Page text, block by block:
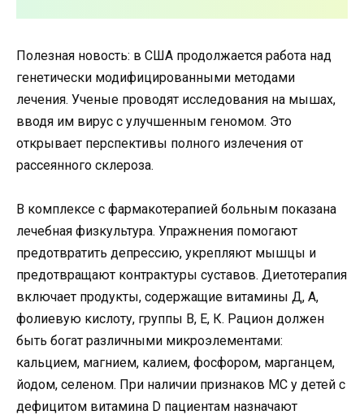
Полезная новость: в США продолжается работа над
генетически модифицированными методами
лечения. Ученые проводят исследования на мышах,
вводя им вирус с улучшенным геномом. Это
открывает перспективы полного излечения от
рассеянного склероза.
В комплексе с фармакотерапией больным показана
лечебная физкультура. Упражнения помогают
предотвратить депрессию, укрепляют мышцы и
предотвращают контрактуры суставов. Диетотерапия
включает продукты, содержащие витамины Д, А,
фолиевую кислоту, группы В, Е, К. Рацион должен
быть богат различными микроэлементами:
кальцием, магнием, калием, фосфором, марганцем,
йодом, селеном. При наличии признаков МС у детей с
дефицитом витамина D пациентам назначают